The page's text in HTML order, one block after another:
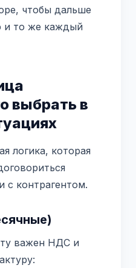
чтобы дальше
и то же каждый
выбрать в
логика, которая
с контрагентом.
важен НДС и